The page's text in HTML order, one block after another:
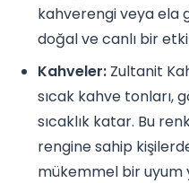
kahverengi veya ela
doğal ve canlı bir
Kahveler: Zultanit
sıcak kahve tonları,
sıcaklık katar. Bu
rengine sahip
mükemmel bir